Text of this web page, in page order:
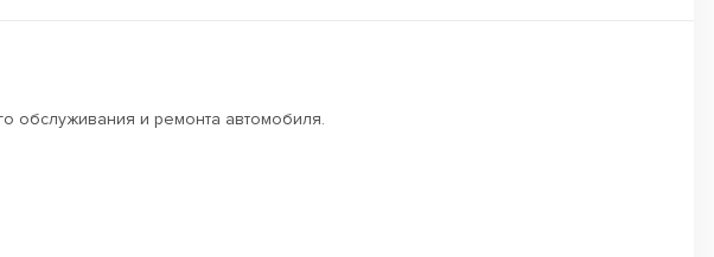
обслуживания и ремонта автомобиля.